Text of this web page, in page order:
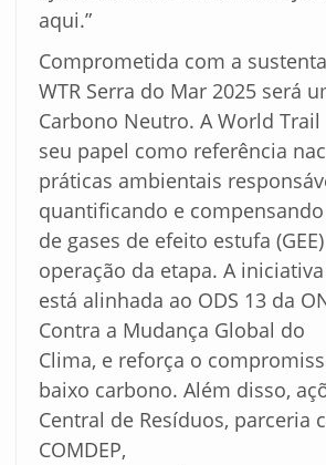
aqui.”
Comprometida com a
WTR Serra do Mar 2025 será
Carbono Neutro. A World Trail
seu papel como referência
práticas ambientais
quantificando e
de gases de efeito estufa
operação da etapa. A iniciativa
está alinhada ao ODS 13 da
Contra a Mudança Global do
Clima, e reforça o
baixo carbono. Além disso,
Central de Resíduos, parceria
COMDEP,